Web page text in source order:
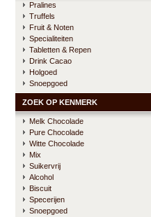
Pralines
Truffels
Fruit & Noten
Specialiteiten
Tabletten & Repen
Drink Cacao
Holgoed
Snoepgoed
ZOEK OP KENMERK
Melk Chocolade
Pure Chocolade
Witte Chocolade
Mix
Suikervrij
Alcohol
Biscuit
Specerijen
Snoepgoed